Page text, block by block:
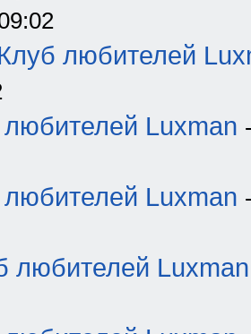
любителей
Luxman
Luxman
любителей Luxman